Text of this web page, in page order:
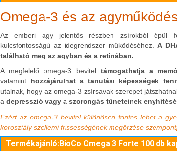
Omega-3 és az
Az emberi agy jelentős részben zsírokból épül
kulcsfontosságú az idegrendszer működéséhez. A
található meg az agyban és a retinában.
A megfelelő omega-3 bevitel támogathatja a
valamint hozzájárulhat a tanulási képességek
utalnak, hogy az omega-3 zsírsavak szerepet
a depresszió vagy a szorongás tüneteinek
Ezért az omega-3 bevitel különösen fontos lehet a
korosztály szellemi frissességének megőrzése
Termékajánló:BioCo Omega 3 Forte 100 db